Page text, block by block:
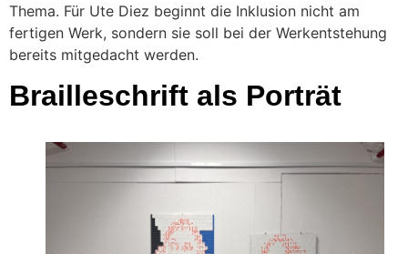
Thema. Für Ute Diez beginnt die Inklusion nicht am
fertigen Werk, sondern sie soll bei der Werkentstehung
bereits mitgedacht werden.
Brailleschrift als Porträt